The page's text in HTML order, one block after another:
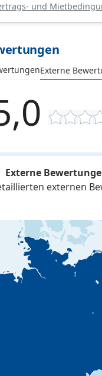
und
Externe
Externe
externen